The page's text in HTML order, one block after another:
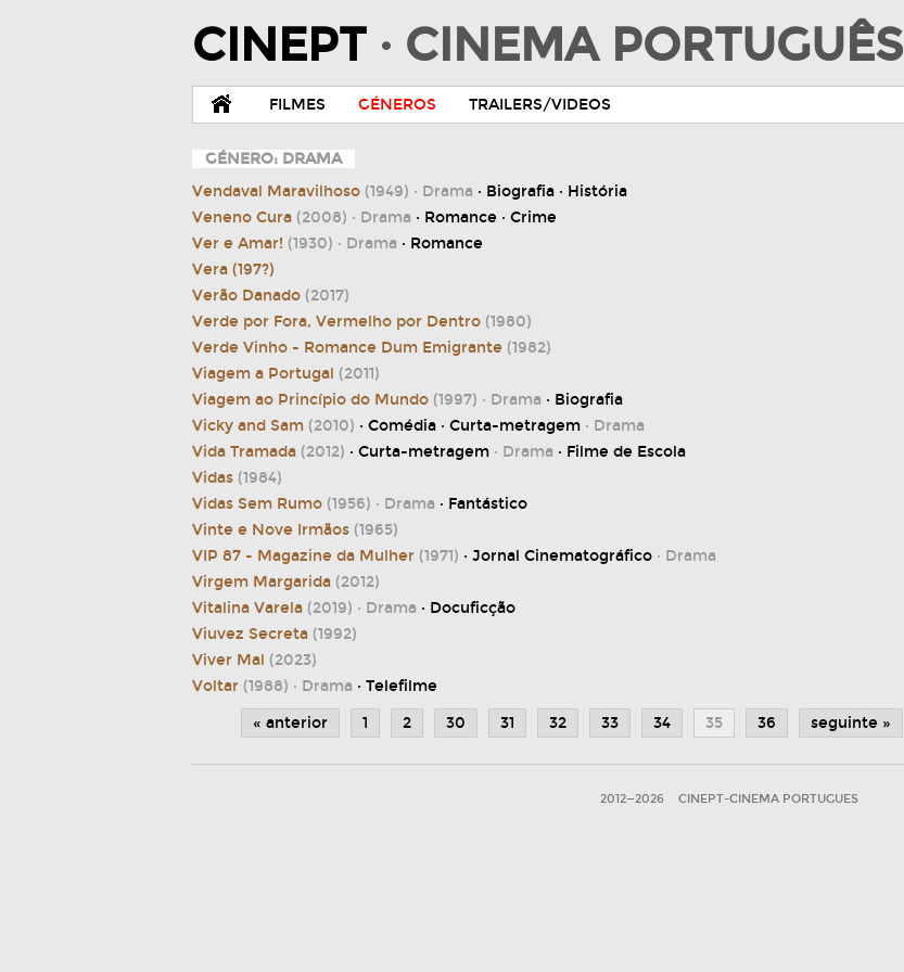
CINEPT · CINEMA PORTUGUÊS
FILMES GÉNEROS TRAILERS/VIDEOS
GÉNERO: DRAMA
Vendaval Maravilhoso (1949) · Drama · Biografia · História
Veneno Cura (2008) · Drama · Romance · Crime
Ver e Amar! (1930) · Drama · Romance
Vera (197?)
Verão Danado (2017)
Verde por Fora, Vermelho por Dentro (1980)
Verde Vinho - Romance Dum Emigrante (1982)
Viagem a Portugal (2011)
Viagem ao Princípio do Mundo (1997) · Drama · Biografia
Vicky and Sam (2010) · Comédia · Curta-metragem · Drama
Vida Tramada (2012) · Curta-metragem · Drama · Filme de Escola
Vidas (1984)
Vidas Sem Rumo (1956) · Drama · Fantástico
Vinte e Nove Irmãos (1965)
VIP 87 - Magazine da Mulher (1971) · Jornal Cinematográfico · Drama
Virgem Margarida (2012)
Vitalina Varela (2019) · Drama · Docuficção
Viuvez Secreta (1992)
Viver Mal (2023)
Voltar (1988) · Drama · Telefilme
« anterior
1 2 30 31 32 33 34 35 36 seguinte »
2012—2026 CINEPT-CINEMA PORTUGUES